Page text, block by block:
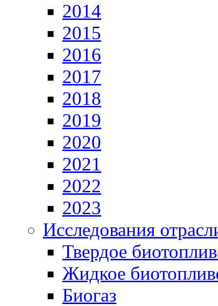
2014
2015
2016
2017
2018
2019
2020
2021
2022
2023
Исследования
Твердое
Жидкое
Биогаз